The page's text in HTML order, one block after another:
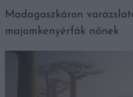
Madagaszkáron
majomkenyérfák nőnek